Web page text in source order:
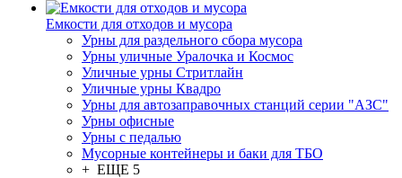
Емкости для отходов и мусора
Урны для раздельного сбора мусора
Урны уличные Уралочка и Космос
Уличные урны Стритлайн
Уличные урны Квадро
Урны для автозаправочных станций серии "АЗС"
Урны офисные
Урны с педалью
Мусорные контейнеры и баки для ТБО
+ ЕЩЕ 5